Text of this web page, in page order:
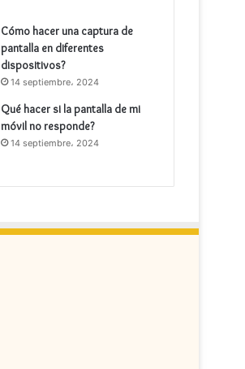
Cómo hacer una captura de
pantalla en diferentes
dispositivos?
14 septiembre، 2024
Qué hacer si la pantalla de mi
móvil no responde?
14 septiembre، 2024